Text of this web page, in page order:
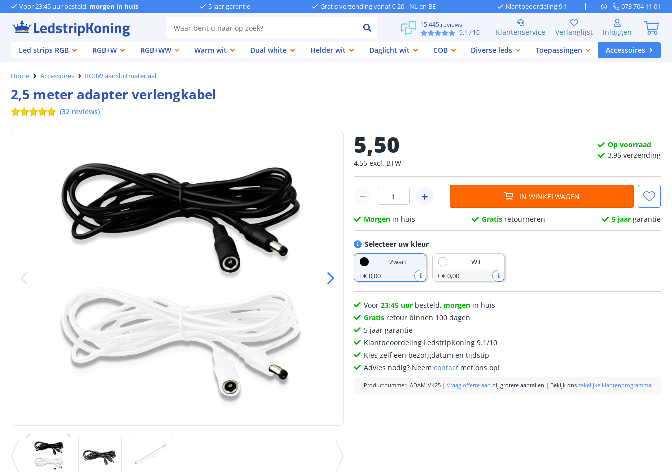
Voor 23:45 uur besteld, morgen in huis 5 jaar garantie Gratis verzending vanaf € 20,- NL en BE Klantbeoordeling 9.1 073 704 11 01
15.445 reviews
9.1 / 10 Klantenservice Verlanglijst
Inloggen
Led strips RGB
RGB+W RGB+WW Warm wit Dual white Helder wit Daglicht wit COB Diverse leds Toepassingen Accessoires
Home Accessoires RGBW aansluitmateriaal
2,5 meter adapter verlengkabel
(32 reviews)
5,50
4,55 excl. BTW
Op voorraad
3,95 verzending
IN WINKELWAGEN
Morgen in huis Gratis retourneren 5 jaargarantie
Selecteer uw kleur
Zwart
+€ 0,00
Wit
+€ 0,00
Voor23:45 uur besteld, morgen in huis
Gratis retour binnen 100 dagen
5 jaar garantie
Klantbeoordeling LedstripKoning 9.1/10
Kies zelf een bezorgdatum en tijdstip
Advies nodig? Neemcontact met ons op!
Productnummer: ADAM-VK25| Vraag offerte aan bij grotere aantallen | Bekijk ons zakelijke klantenprogramma